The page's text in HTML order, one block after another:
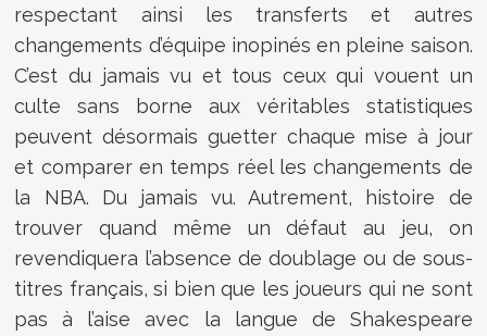
respectant ainsi les transferts et autres
changements d’équipe inopinés en pleine saison.
C’est du jamais vu et tous ceux qui vouent un
culte sans borne aux véritables statistiques
peuvent désormais guetter chaque mise à jour
et comparer en temps réel les changements de
la NBA. Du jamais vu. Autrement, histoire de
trouver quand même un défaut au jeu, on
revendiquera l’absence de doublage ou de sous-
titres français, si bien que les joueurs qui ne sont
pas à l’aise avec la langue de Shakespeare